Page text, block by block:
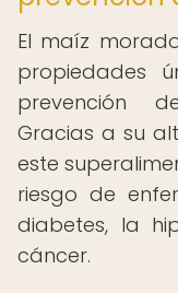
El maíz
propiedades
prevención
Gracias a su
este
riesgo de
diabetes, la
cáncer.